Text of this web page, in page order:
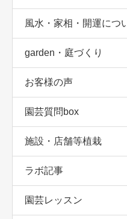
風水・家相・開運につ
garden・庭づくり
お客様の声
園芸質問box
施設・店舗等植栽
ラボ記事
園芸レッスン